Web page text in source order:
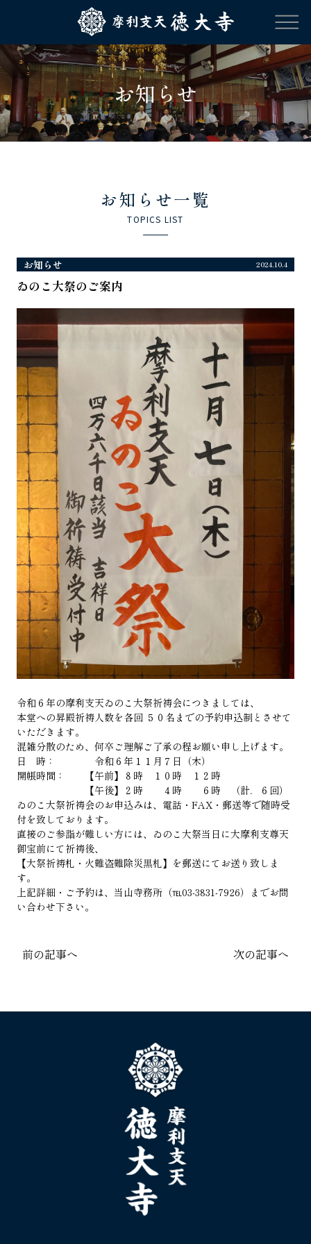
お知らせ
お知らせ一覧
TOPICS LIST
お知らせ 2024.10.4
ゐのこ大祭のご案内
令和６年の摩利支天ゐのこ大祭祈祷会につきましては、
本堂への昇殿祈祷人数を各回 ５０名までの予約申込制とさせて
いただきます。
混雑分散のため、何卒ご理解ご了承の程お願い申し上げます。
日 時： 令和６年１１月７日（木）
開帳時間： 【午前】８時 １０時 １２時
【午後】２時 ４時 ６時 （計．６回）
ゐのこ大祭祈祷会のお申込みは、電話・FAX・郵送等で随時受
付を致しております。
直接のご参詣が難しい方には、ゐのこ大祭当日に大摩利支尊天
御宝前にて祈祷後、
【大祭祈祷札・火難盗難除災黒札】を郵送にてお送り致しま
す。
上記詳細・ご予約は、当山寺務所（℡03-3831-7926）までお問
い合わせ下さい。
前の記事へ 次の記事へ